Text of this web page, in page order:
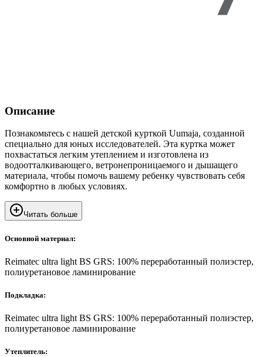
Описание
Познакомьтесь с нашей детской курткой Uumaja, созданной
специально для юных исследователей. Эта куртка может
похвастаться легким утеплением и изготовлена ​​из
водоотталкивающего, ветронепроницаемого и дышащего
материала, чтобы помочь вашему ребенку чувствовать себя
комфортно в любых условиях.
Читать больше
Основной материал:
Reimatec ultra light BS GRS: 100% переработанный полиэстер,
полиуретановое ламинирование
Подкладка:
Reimatec ultra light BS GRS: 100% переработанный полиэстер,
полиуретановое ламинирование
Утеплитель: